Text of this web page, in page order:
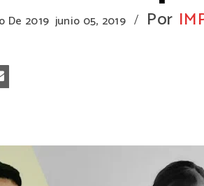
De 2019 junio 05, 2019 / Por